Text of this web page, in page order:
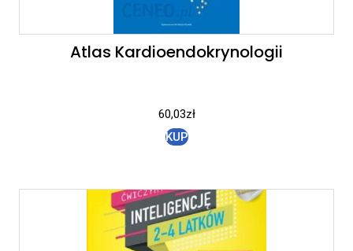
Atlas Kardioendokrynologii
60,03zł
KUP